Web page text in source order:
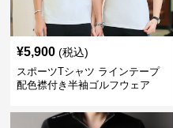
¥5,900 (税込)
スポーツTシャツ ラインテープ
配色襟付き半袖ゴルフウェア